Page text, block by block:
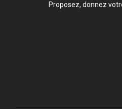
Proposez, donnez